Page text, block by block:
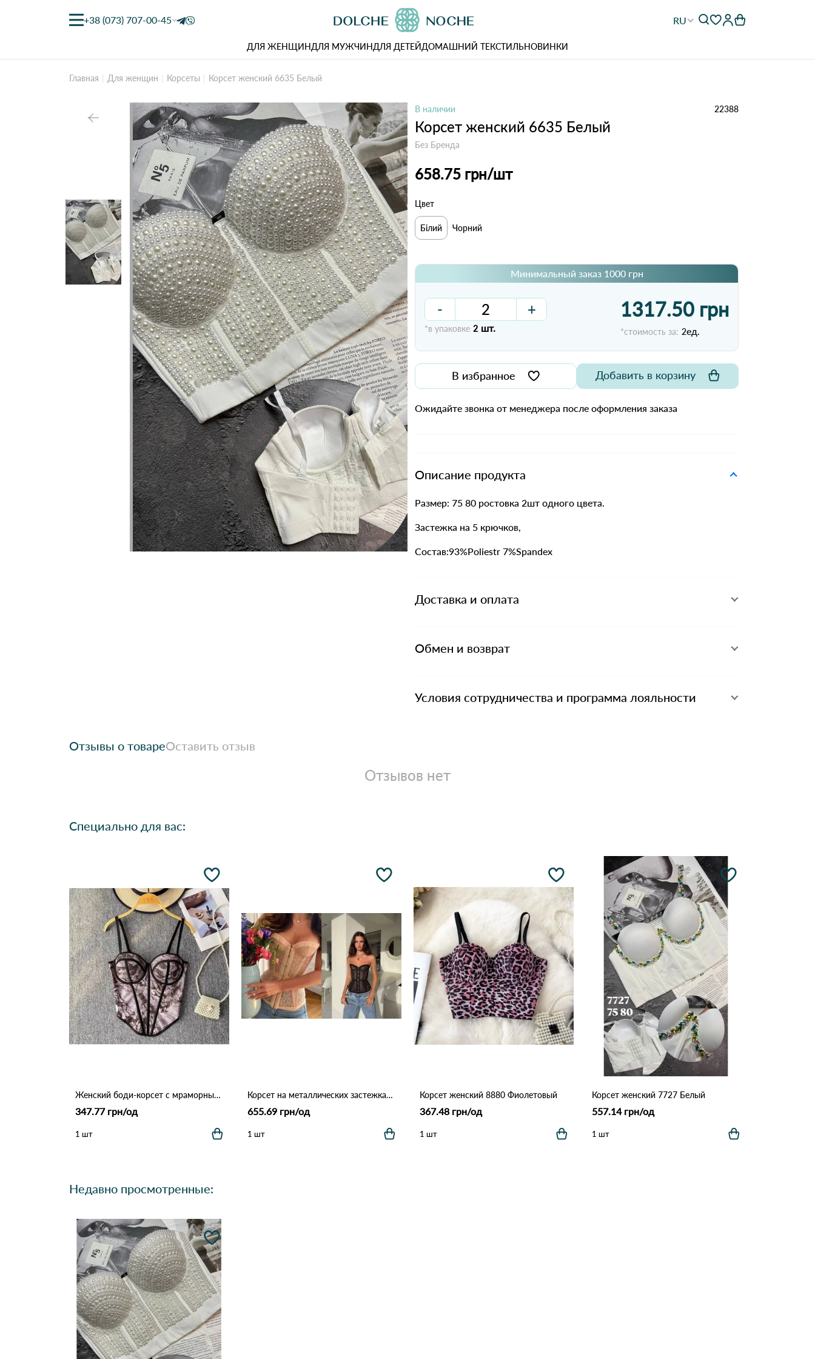
+38 (073) 707-00-45 RU
ДЛЯ ЖЕНЩИНДЛЯ МУЖЧИНДЛЯ ДЕТЕЙДОМАШНИЙ ТЕКСТИЛЬНОВИНКИ
Главная Для женщин Корсеты Корсет женский 6635 Белый
В наличии 22388
Корсет женский 6635 Белый
Без Бренда
658.75 грн/шт
Цвет
Білий Чорний
Минимальный заказ 1000 грн
- +
*в упаковке 2 шт.
1317.50 грн
*стоимость за: 2ед.
В избранное Добавить в корзину
Ожидайте звонка от менеджера после оформления заказа
Описание продукта
Размер: 75 80 ростовка 2шт одного цвета.
Застежка на 5 крючков,
Состав:93%Poliestr 7%Spandex
Доставка и оплата
Обмен и возврат
Условия сотрудничества и программа лояльности
Отзывы о товареОставить отзыв
Отзывов нет
Специально для вас:
Женский боди-корсет с мраморным принтом 9925 Серо-фиолетовый
347.77 грн/од
1 шт
Корсет на металлических застежках 3212 Бежевый.
655.69 грн/од
1 шт
Корсет женский 8880 Фиолетовый
367.48 грн/од
1 шт
Корсет женский 7727 Белый
557.14 грн/од
1 шт
Недавно просмотренные: